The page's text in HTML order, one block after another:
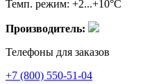
Темп. режим: +2...+10°C
Производитель:
Телефоны для заказов
+7 (800) 550-51-04